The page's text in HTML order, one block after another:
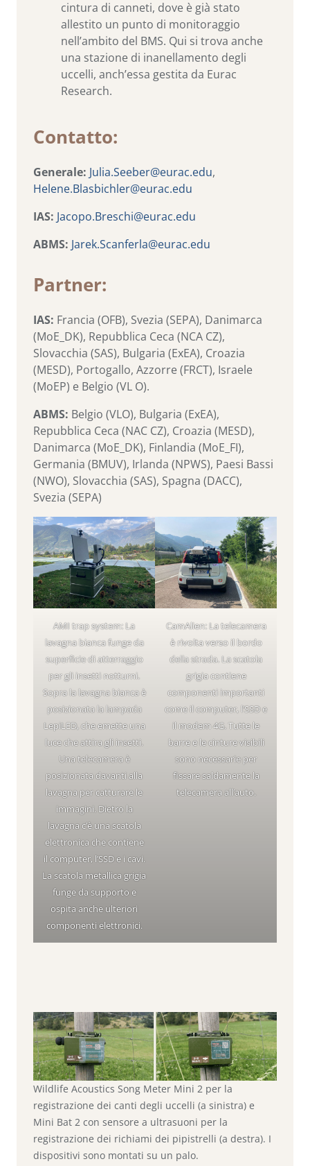
cintura di canneti, dove è già stato
allestito un punto di monitoraggio
nell’ambito del BMS. Qui si trova anche
una stazione di inanellamento degli
uccelli, anch’essa gestita da Eurac
Research.
Contatto:
Generale: Julia.Seeber@eurac.edu,
Helene.Blasbichler@eurac.edu
IAS: Jacopo.Breschi@eurac.edu
ABMS: Jarek.Scanferla@eurac.edu
Partner:
IAS: Francia (OFB), Svezia (SEPA), Danimarca
(MoE_DK), Repubblica Ceca (NCA CZ),
Slovacchia (SAS), Bulgaria (ExEA), Croazia
(MESD), Portogallo, Azzorre (FRCT), Israele
(MoEP) e Belgio (VL O).
ABMS: Belgio (VLO), Bulgaria (ExEA),
Repubblica Ceca (NAC CZ), Croazia (MESD),
Danimarca (MoE_DK), Finlandia (MoE_FI),
Germania (BMUV), Irlanda (NPWS), Paesi Bassi
(NWO), Slovacchia (SAS), Spagna (DACC),
Svezia (SEPA)
AMI trap system: La
lavagna bianca funge da
superficie di atterraggio
per gli insetti notturni.
Sopra la lavagna bianca è
posizionata la lampada
LepiLED, che emette una
luce che attira gli insetti.
Una telecamera è
posizionata davanti alla
lavagna per catturare le
immagini. Dietro la
lavagna c’è una scatola
elettronica che contiene
il computer, l’SSD e i cavi.
La scatola metallica grigia
funge da supporto e
ospita anche ulteriori
componenti elettronici.
CamAlien: La telecamera
è rivolta verso il bordo
della strada. La scatola
grigia contiene
componenti importanti
come il computer, l’SSD e
il modem 4G. Tutte le
barre e le cinture visibili
sono necessarie per
fissare saldamente la
telecamera all’auto.
Wildlife Acoustics Song Meter Mini 2 per la
registrazione dei canti degli uccelli (a sinistra) e
Mini Bat 2 con sensore a ultrasuoni per la
registrazione dei richiami dei pipistrelli (a destra). I
dispositivi sono montati su un palo.